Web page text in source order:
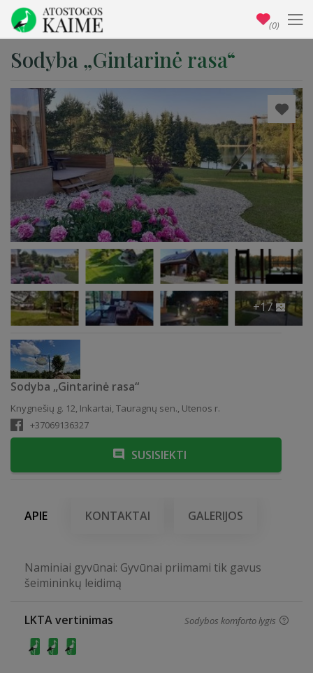
Sodyba „Gintarinė rasa“
+17
Sodyba „Gintarinė rasa“
Knygnešių g. 12, Inkartai, Tauragnų sen., Utenos r.
+37069136327
SUSISIEKTI
APIE KONTAKTAI GALERIJOS
Naminiai gyvūnai: Gyvūnai priimami tik gavus
šeimininkų leidimą
LKTA vertinimas Sodybos komforto lygis
(0)